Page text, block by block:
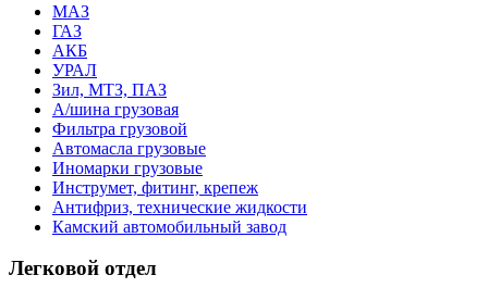
МАЗ
ГАЗ
АКБ
УРАЛ
Зил, МТЗ, ПАЗ
А/шина грузовая
Фильтра грузовой
Автомасла грузовые
Иномарки грузовые
Инструмет, фитинг, крепеж
Антифриз, технические жидкости
Камский автомобильный завод
Легковой отдел